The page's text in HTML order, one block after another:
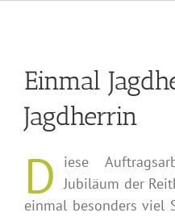
Einmal
Jagdherrin
D
iese
Jubiläum der
einmal besonders viel